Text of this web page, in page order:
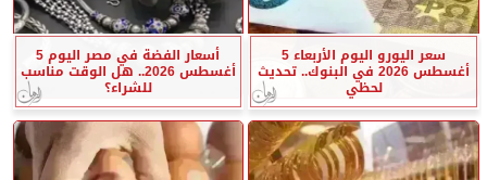
سعر اليورو اليوم الأربعاء 5
أغسطس 2026 في البنوك.. تحديث
لحظي
أسعار الفضة في مصر اليوم 5
أغسطس 2026.. هل الوقت مناسب
للشراء؟